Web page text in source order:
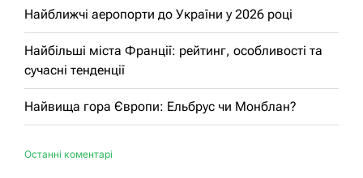
Найближчі аеропорти до України у 2026 році
Найбільші міста Франції: рейтинг, особливості та
сучасні тенденції
Найвища гора Європи: Ельбрус чи Монблан?
Останні коментарі